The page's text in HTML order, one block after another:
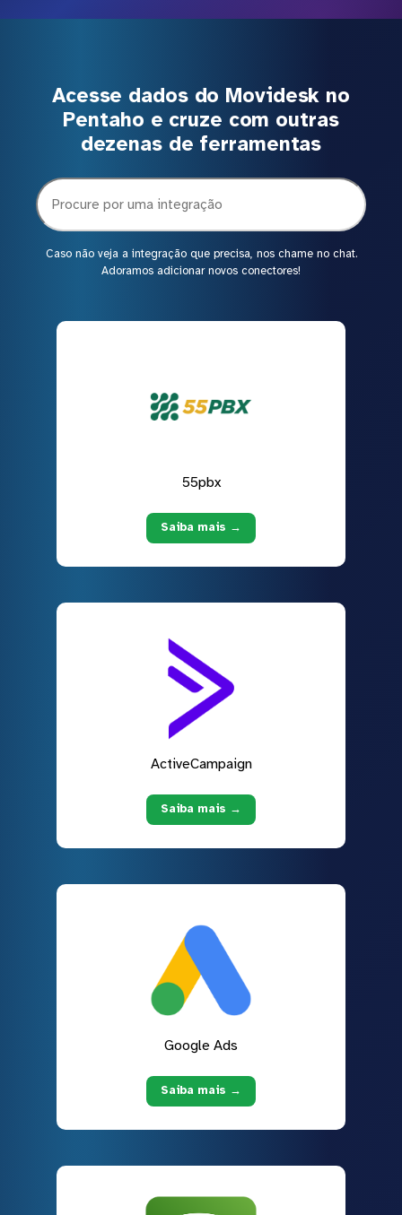
Acesse dados do Movidesk no
Pentaho e cruze com outras
dezenas de ferramentas
Caso não veja a integração que precisa, nos chame no chat.
Adoramos adicionar novos conectores!
55pbx
Saiba mais →
ActiveCampaign
Saiba mais →
Google Ads
Saiba mais →